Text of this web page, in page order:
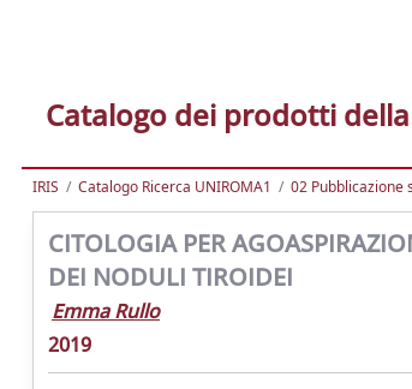
Catalogo dei prodotti
IRIS Catalogo Ricerca UNIROMA1 02 Pubblicazione
CITOLOGIA PER
DEI NODULI TIROIDEI
Emma Rullo
2019